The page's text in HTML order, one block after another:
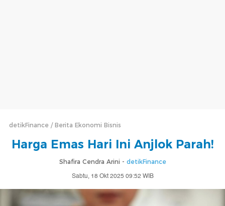
detikFinance Berita Ekonomi Bisnis
Harga Emas Hari Ini Anjlok Parah!
Shafira Cendra Arini - detikFinance
Sabtu, 18 Okt 2025 09:52 WIB